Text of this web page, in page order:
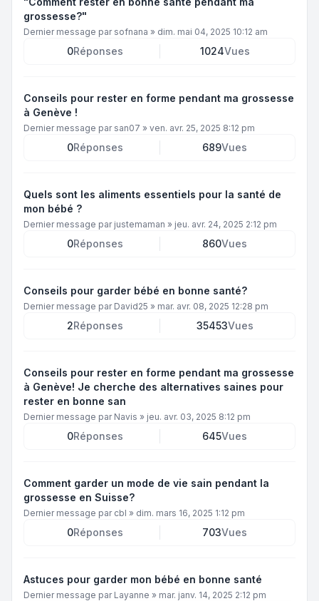
grossesse?"
Dernier message par sofnana » dim. mai 04, 2025 10:12 am
0Réponses 1024Vues
Conseils pour rester en forme pendant ma grossesse
à Genève !
Dernier message par san07 » ven. avr. 25, 2025 8:12 pm
0Réponses 689Vues
Quels sont les aliments essentiels pour la santé de
mon bébé ?
Dernier message par justemaman » jeu. avr. 24, 2025 2:12 pm
0Réponses 860Vues
Conseils pour garder bébé en bonne santé?
Dernier message par David25 » mar. avr. 08, 2025 12:28 pm
2Réponses 35453Vues
Conseils pour rester en forme pendant ma grossesse
à Genève! Je cherche des alternatives saines pour
rester en bonne san
Dernier message par Navis » jeu. avr. 03, 2025 8:12 pm
0Réponses 645Vues
Comment garder un mode de vie sain pendant la
grossesse en Suisse?
Dernier message par cbl » dim. mars 16, 2025 1:12 pm
0Réponses 703Vues
Astuces pour garder mon bébé en bonne santé
Dernier message par Layanne » mar. janv. 14, 2025 2:12 pm